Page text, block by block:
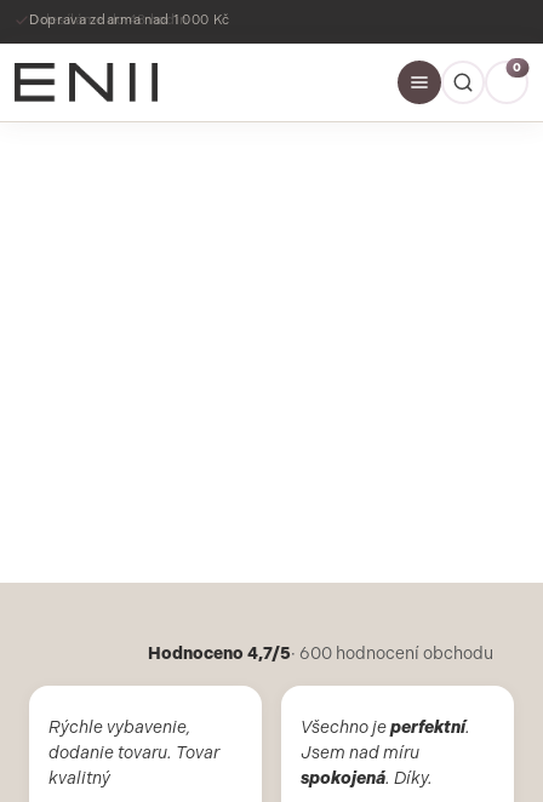
Doprava zdarma nad 1 000 Kč
0
Hodnoceno 4,7/5· 600 hodnocení obchodu
Rýchle vybavenie,
dodanie tovaru. Tovar
kvalitný
Všechno jeperfektní.
Jsem nad míru
spokojená. Díky.